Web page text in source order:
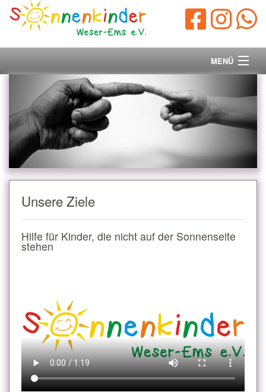
MENÜ
Startseite
Unsere Ziele
Ihre Spende
Kontakt
Unsere Ziele
Hilfe für Kinder, die nicht auf der Sonnenseite
stehen